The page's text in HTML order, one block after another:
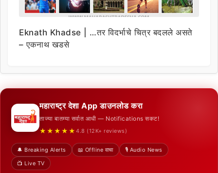
Eknath Khadse | …तर विदर्भाचे चित्र बदलले असते
– एकनाथ खडसे
महाराष्ट्र देशा App डाउनलोड करा
ताज्या बातम्या सर्वात आधी — Notifications सकट!
★★★★★ 4.8 (12K+ reviews)
🔔 Breaking Alerts 📖 Offline वाचा
🎙️ Audio News
📺 Live TV